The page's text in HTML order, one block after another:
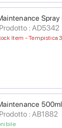
Spray
: AD5342
Item - Tempistica
: AB1882